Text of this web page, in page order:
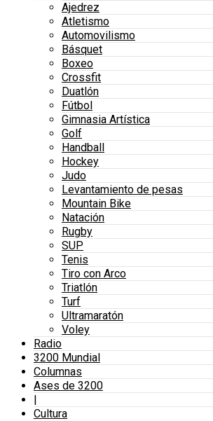
Ajedrez
Atletismo
Automovilismo
Básquet
Boxeo
Crossfit
Duatlón
Fútbol
Gimnasia Artística
Golf
Handball
Hockey
Judo
Levantamiento de pesas
Mountain Bike
Natación
Rugby
SUP
Tenis
Tiro con Arco
Triatlón
Turf
Ultramaratón
Voley
Radio
3200 Mundial
Columnas
Ases de 3200
|
Cultura